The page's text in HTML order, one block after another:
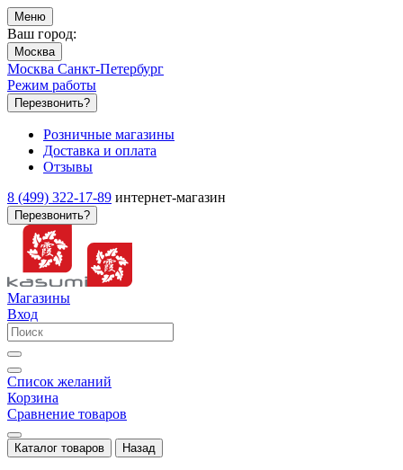
Меню
Ваш город:
Москва
Москва Санкт-Петербург
Режим работы
Перезвонить?
Розничные магазины
Доставка и оплата
Отзывы
8 (499) 322-17-89 интернет-магазин
Перезвонить?
Магазины
Вход
Список желаний
Корзина
Сравнение товаров
Каталог товаров Назад